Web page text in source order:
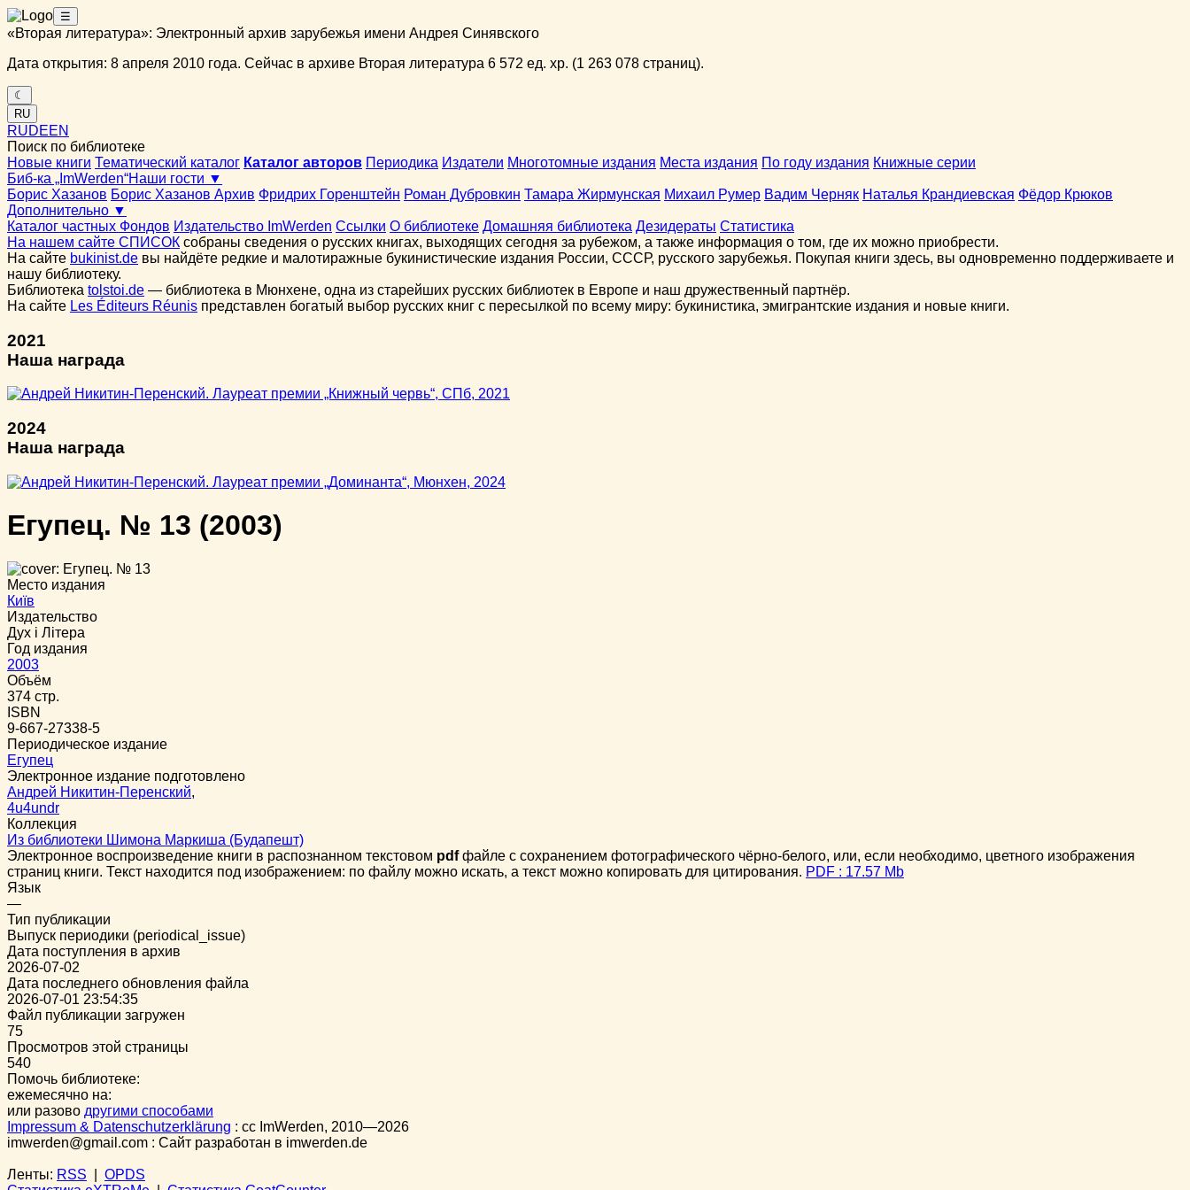
☰
«Вторая литература»: Электронный архив зарубежья имени Андрея Синявского
Дата открытия: 8 апреля 2010 года. Сейчас в архиве Вторая литература 6 572 ед. хр. (1 263 078 страниц).
☾
RU
RUDEEN
Поиск по библиотеке
Новые книги Тематический каталог Каталог авторов Периодика Издатели Многотомные издания Места издания По году издания Книжные серии
Биб-ка „ImWerden“Наши гости ▼
Борис Хазанов Борис Хазанов Архив Фридрих Горенштейн Роман Дубровкин Тамара Жирмунская Михаил Румер Вадим Черняк Наталья Крандиевская Фёдор Крюков
Дополнительно ▼
Каталог частных Фондов Издательство ImWerden Ссылки О библиотеке Домашняя библиотека Дезидераты Статистика
На нашем сайте СПИСОК собраны сведения о русских книгах, выходящих сегодня за рубежом, а также информация о том, где их можно приобрести.
На сайте bukinist.de вы найдёте редкие и малотиражные букинистические издания России, СССР, русского зарубежья. Покупая книги здесь, вы одновременно поддерживаете и
нашу библиотеку.
Библиотека tolstoi.de — библиотека в Мюнхене, одна из старейших русских библиотек в Европе и наш дружественный партнёр.
На сайте Les Éditeurs Réunis представлен богатый выбор русских книг с пересылкой по всему миру: букинистика, эмигрантские издания и новые книги.
2021
Наша награда
2024
Наша награда
Егупец. № 13 (2003)
Место издания
Київ
Издательство
Дух i Лiтера
Год издания
2003
Объём
374 стр.
ISBN
9-667-27338-5
Периодическое издание
Егупец
Электронное издание подготовлено
Андрей Никитин-Перенский,
4u4undr
Коллекция
Из библиотеки Шимона Маркиша (Будапешт)
Электронное воспроизведение книги в распознанном текстовом pdfфайле с сохранением фотографического чёрно-белого, или, если необходимо, цветного изображения
страниц книги. Текст находится под изображением: по файлу можно искать, а текст можно копировать для цитирования. PDF : 17.57 Mb
Язык
—
Тип публикации
Выпуск периодики (periodical_issue)
Дата поступления в архив
2026-07-02
Дата последнего обновления файла
2026-07-01 23:54:35
Файл публикации загружен
75
Просмотров этой страницы
540
Помочь библиотеке:
ежемесячно на:
или разово другими способами
Impressum & Datenschutzerklärung : cc ImWerden, 2010—2026
imwerden@gmail.com : Сайт разработан в imwerden.de
Ленты: RSS
OPDS